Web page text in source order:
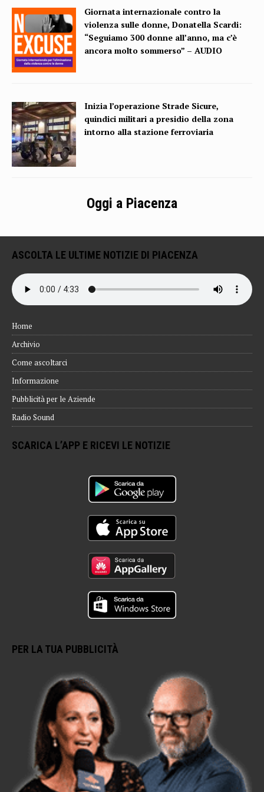
Giornata internazionale contro la
violenza sulle donne, Donatella Scardi:
“Seguiamo 300 donne all’anno, ma c’è
ancora molto sommerso” – AUDIO
Inizia l’operazione Strade Sicure,
quindici militari a presidio della zona
intorno alla stazione ferroviaria
Oggi a Piacenza
ASCOLTA LE ULTIME NOTIZIE DI PIACENZA
Home
Archivio
Come ascoltarci
Informazione
Pubblicità per le Aziende
Radio Sound
SCARICA L’APP E RICEVI LE NOTIZIE
PER LA TUA PUBBLICITÀ